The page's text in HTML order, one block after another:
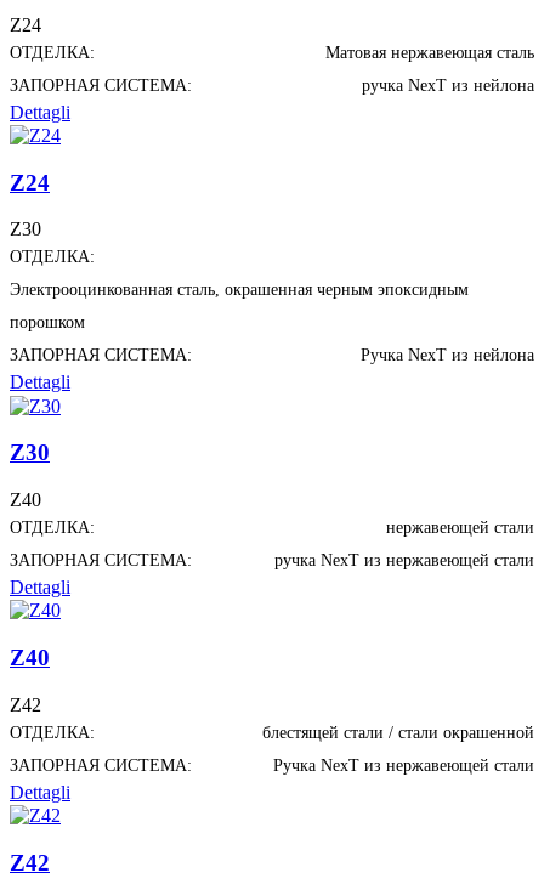
Z24
ОТДЕЛКА:
Матовая нержавеющая сталь
ЗАПОРНАЯ СИСТЕМА:
ручка NexT из нейлона
Dettagli
Z24
Z30
ОТДЕЛКА:
Электрооцинкованная сталь, окрашенная черным эпоксидным
порошком
ЗАПОРНАЯ СИСТЕМА:
Ручка NexT из нейлона
Dettagli
Z30
Z40
ОТДЕЛКА:
нержавеющей стали
ЗАПОРНАЯ СИСТЕМА:
ручка NexT из нержавеющей стали
Dettagli
Z40
Z42
ОТДЕЛКА:
блестящей стали / стали окрашенной
ЗАПОРНАЯ СИСТЕМА:
Ручка NexT из нержавеющей стали
Dettagli
Z42